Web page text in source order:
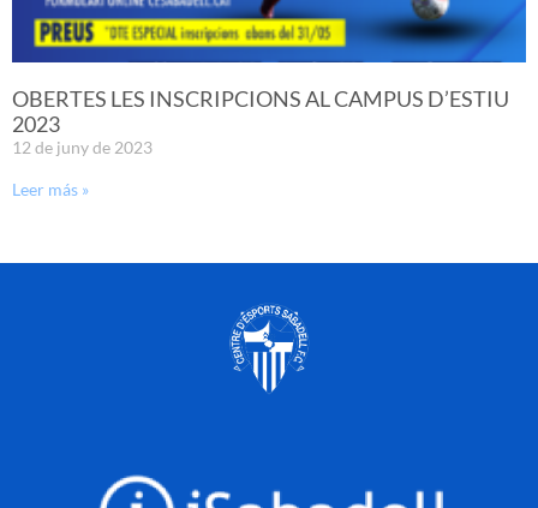
OBERTES LES INSCRIPCIONS AL CAMPUS D’ESTIU
2023
12 de juny de 2023
Leer más »